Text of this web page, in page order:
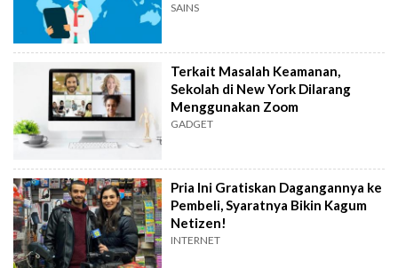
SAINS
Terkait Masalah Keamanan,
Sekolah di New York Dilarang
Menggunakan Zoom
GADGET
Pria Ini Gratiskan Dagangannya ke
Pembeli, Syaratnya Bikin Kagum
Netizen!
INTERNET